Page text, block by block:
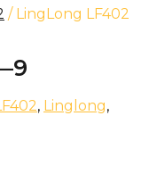
/ LingLong LF402
, Linglong,